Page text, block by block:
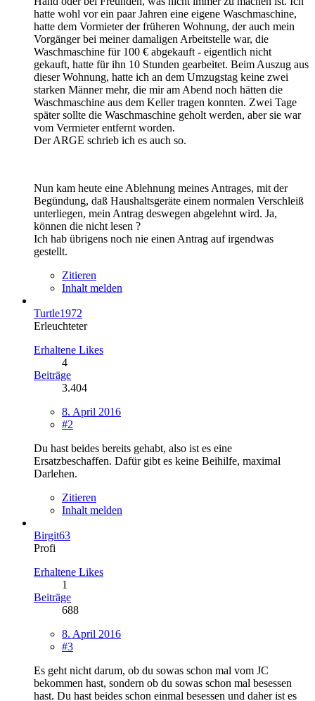
hatte wohl vor ein paar Jahren eine eigene Waschmaschine,
hatte dem Vormieter der früheren Wohnung, der auch mein
Vorgänger bei meiner damaligen Arbeitstelle war, die
Waschmaschine für 100 € abgekauft - eigentlich nicht
gekauft, hatte für ihn 10 Stunden gearbeitet. Beim Auszug aus
dieser Wohnung, hatte ich an dem Umzugstag keine zwei
starken Männer mehr, die mir am Abend noch hätten die
Waschmaschine aus dem Keller tragen konnten. Zwei Tage
später sollte die Waschmaschine geholt werden, aber sie war
vom Vermieter entfernt worden.
Der ARGE schrieb ich es auch so.
Nun kam heute eine Ablehnung meines Antrages, mit der
Begündung, daß Haushaltsgeräte einem normalen Verschleiß
unterliegen, mein Antrag deswegen abgelehnt wird. Ja,
können die nicht lesen ?
Ich hab übrigens noch nie einen Antrag auf irgendwas
gestellt.
Zitieren
Inhalt melden
Turtle1972
Erleuchteter
Erhaltene Likes
4
Beiträge
3.404
8. April 2016
#2
Du hast beides bereits gehabt, also ist es eine
Ersatzbeschaffen. Dafür gibt es keine Beihilfe, maximal
Darlehen.
Zitieren
Inhalt melden
Birgit63
Profi
Erhaltene Likes
1
Beiträge
688
8. April 2016
#3
Es geht nicht darum, ob du sowas schon mal vom JC
bekommen hast, sondern ob du sowas schon mal besessen
hast. Du hast beides schon einmal besessen und daher ist es